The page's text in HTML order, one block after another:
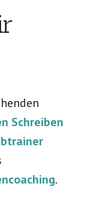
Schreiben
.